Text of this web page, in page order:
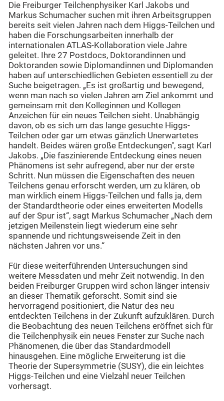
Die Freiburger Teilchenphysiker Karl Jakobs und
Markus Schumacher suchen mit ihren Arbeitsgruppen
bereits seit vielen Jahren nach dem Higgs-Teilchen und
haben die Forschungsarbeiten innerhalb der
internationalen ATLAS-Kollaboration viele Jahre
geleitet. Ihre 27 Postdocs, Doktorandinnen und
Doktoranden sowie Diplomandinnen und Diplomanden
haben auf unterschiedlichen Gebieten essentiell zu der
Suche beigetragen. „Es ist großartig und bewegend,
wenn man nach so vielen Jahren am Ziel ankommt und
gemeinsam mit den Kolleginnen und Kollegen
Anzeichen für ein neues Teilchen sieht. Unabhängig
davon, ob es sich um das lange gesuchte Higgs-
Teilchen oder gar um etwas gänzlich Unerwartetes
handelt. Beides wären große Entdeckungen", sagt Karl
Jakobs. „Die faszinierende Entdeckung eines neuen
Phänomens ist sehr aufregend, aber nur der erste
Schritt. Nun müssen die Eigenschaften des neuen
Teilchens genau erforscht werden, um zu klären, ob
man wirklich einem Higgs-Teilchen und falls ja, dem
der Standardtheorie oder eines erweiterten Modells
auf der Spur ist“, sagt Markus Schumacher „Nach dem
jetzigen Meilenstein liegt wiederum eine sehr
spannende und richtungsweisende Zeit in den
nächsten Jahren vor uns.“
Für diese weiterführenden Untersuchungen sind
weitere Messdaten und mehr Zeit notwendig. In den
beiden Freiburger Gruppen wird schon länger intensiv
an dieser Thematik geforscht. Somit sind sie
hervorragend positioniert, die Natur des neu
entdeckten Teilchens in der Zukunft aufzuklären. Durch
die Beobachtung des neuen Teilchens eröffnet sich für
die Teilchenphysik ein neues Fenster zur Suche nach
Phänomenen, die über das Standardmodell
hinausgehen. Eine mögliche Erweiterung ist die
Theorie der Supersymmetrie (SUSY), die ein leichtes
Higgs-Teilchen und eine Vielzahl neuer Teilchen
vorhersagt.